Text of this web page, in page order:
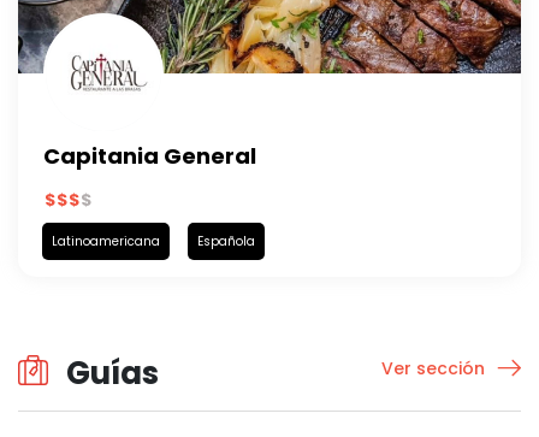
Capitania General
Latinoamericana Española
Guías Ver sección